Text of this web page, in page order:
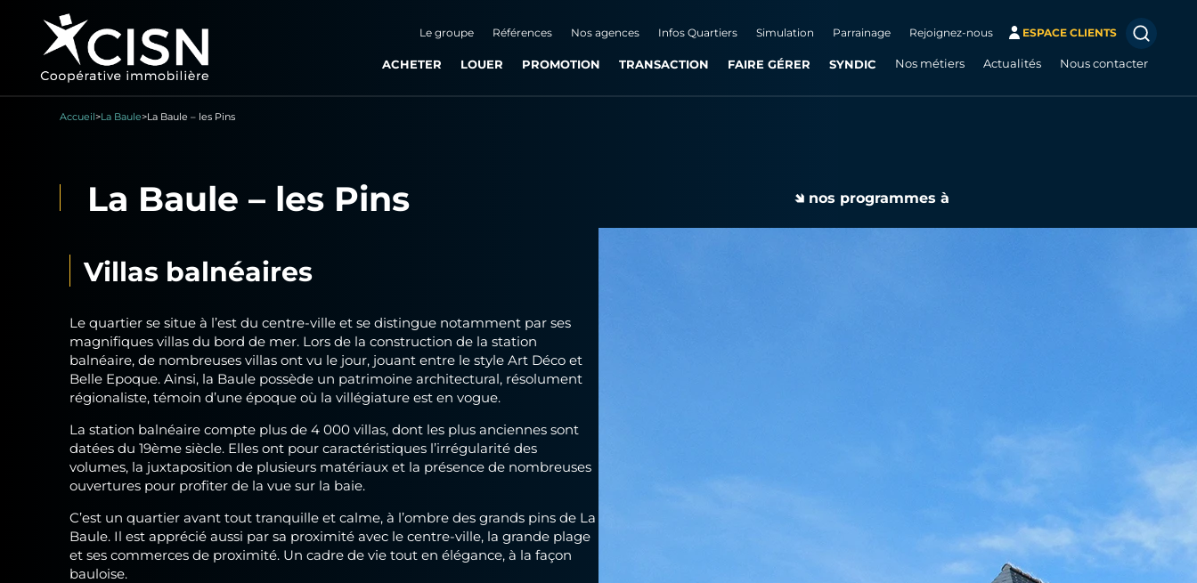
Le groupe Références Nos agences Infos Quartiers Simulation Parrainage Rejoignez-nous ESPACE CLIENTS
ACHETER LOUER PROMOTION TRANSACTION FAIRE GÉRER SYNDIC Nos métiers Actualités Nous contacter
Accueil>La Baule>La Baule – les Pins
La Baule – les Pins 🡾 nos programmes à
Villas balnéaires
Le quartier se situe à l’est du centre-ville et se distingue notamment par ses
magnifiques villas du bord de mer. Lors de la construction de la station
balnéaire, de nombreuses villas ont vu le jour, jouant entre le style Art Déco et
Belle Epoque. Ainsi, la Baule possède un patrimoine architectural, résolument
régionaliste, témoin d’une époque où la villégiature est en vogue.
La station balnéaire compte plus de 4 000 villas, dont les plus anciennes sont
datées du 19ème siècle. Elles ont pour caractéristiques l’irrégularité des
volumes, la juxtaposition de plusieurs matériaux et la présence de nombreuses
ouvertures pour profiter de la vue sur la baie.
C’est un quartier avant tout tranquille et calme, à l’ombre des grands pins de La
Baule. Il est apprécié aussi par sa proximité avec le centre-ville, la grande plage
et ses commerces de proximité. Un cadre de vie tout en élégance, à la façon
bauloise.